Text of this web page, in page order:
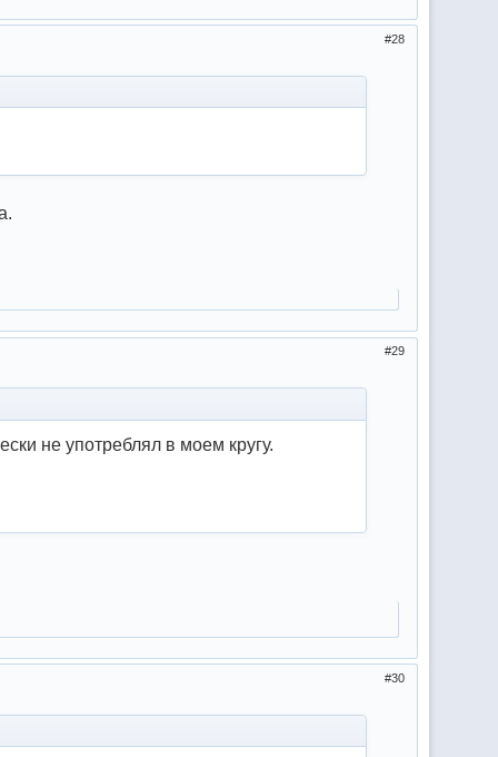
28
29
не употреблял в моем кругу.
30